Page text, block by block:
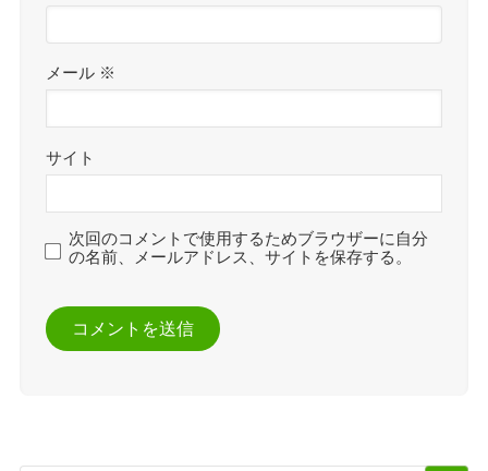
メール ※
サイト
次回のコメントで使用するためブラウザーに自分
の名前、メールアドレス、サイトを保存する。